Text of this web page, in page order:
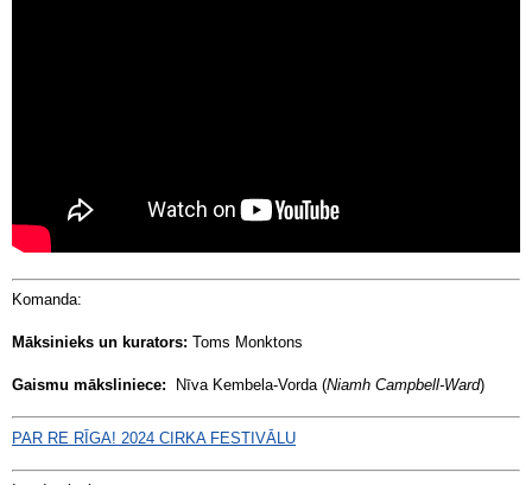
Komanda:
Māksinieks un kurators: Toms Monktons
Gaismu māksliniece: Nīva Kembela-Vorda (Niamh Campbell-Ward)
PAR RE RĪGA! 2024 CIRKA FESTIVĀLU